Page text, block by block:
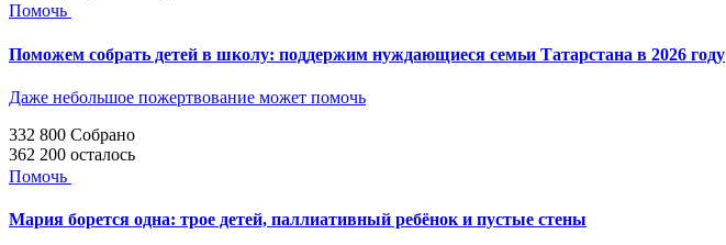
Помочь
Поможем собрать детей в школу: поддержим нуждающиеся семьи Татарстана в 2026 году
Даже небольшое пожертвование может помочь
332 800 Собрано
362 200 осталось
Помочь
Мария борется одна: трое детей, паллиативный ребёнок и пустые стены